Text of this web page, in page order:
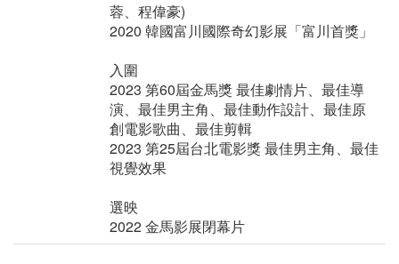
蓉、程偉豪)
2020 韓國富川國際奇幻影展「富川首獎」
入圍
2023 第60屆金馬獎 最佳劇情片、最佳導
演、最佳男主角、最佳動作設計、最佳原
創電影歌曲、最佳剪輯
2023 第25屆台北電影獎 最佳男主角、最佳
視覺效果
選映
2022 金馬影展閉幕片